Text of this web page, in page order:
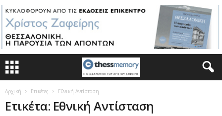
Αρχική Ετικέτες Εθνική Αντίσταση
Ετικέτα: Εθνική Αντίσταση